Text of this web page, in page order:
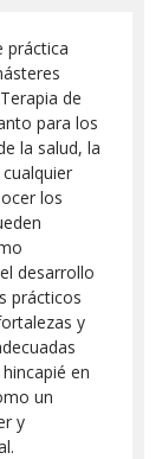
práctica
de
para los
la salud, la
los
desarrollo
prácticos
y
en
un
y